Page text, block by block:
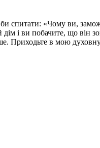
«Чому ви,
і ви побачите, що він
Приходьте в мою